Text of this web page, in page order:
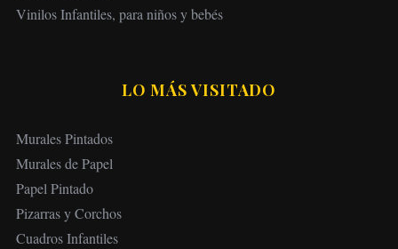
Vinilos Infantiles, para niños y bebés
LO MÁS VISITADO
Murales Pintados
Murales de Papel
Papel Pintado
Pizarras y Corchos
Cuadros Infantiles